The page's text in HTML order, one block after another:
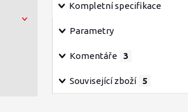
Kompletní specifikace
Parametry
Komentáře 3
Související zboží 5